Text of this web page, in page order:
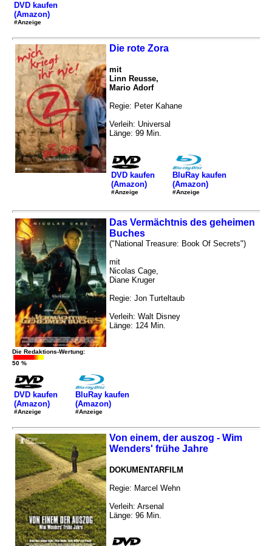
DVD kaufen
(Amazon)
#Anzeige
Die rote Zora
mit
Linn Reusse,
Mario Adorf
Regie: Peter Kahane
Verleih: Universal
Länge: 99 Min.
DVD kaufen
(Amazon)
#Anzeige
BluRay kaufen
(Amazon)
#Anzeige
Das Vermächtnis des geheimen
Buches
("National Treasure: Book Of Secrets")
mit
Nicolas Cage,
Diane Kruger
Regie: Jon Turteltaub
Verleih: Walt Disney
Länge: 124 Min.
Die Redaktions-Wertung:
50 %
DVD kaufen
(Amazon)
#Anzeige
BluRay kaufen
(Amazon)
#Anzeige
Von einem, der auszog - Wim
Wenders' frühe Jahre
DOKUMENTARFILM
Regie: Marcel Wehn
Verleih: Arsenal
Länge: 96 Min.